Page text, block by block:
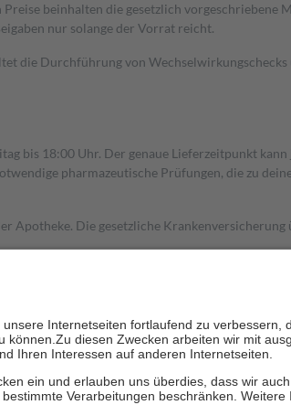
beinhalten die gesetzlich vorgeschriebene
nur solange der Vorrat reicht.
die Durchführung von
bis 18:00 Uhr. Der genaue Lieferzeitpunkt
pharmazeutische Prüfungen, die zu
Die gesetzliche
Euro je Verordnung.
der Familie zu unterstützen, fallenkeine